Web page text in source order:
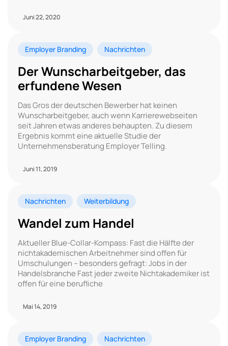
Juni 22, 2020
Employer Branding Nachrichten
Der Wunscharbeitgeber, das
erfundene Wesen
Das Gros der deutschen Bewerber hat keinen
Wunscharbeitgeber, auch wenn Karrierewebseiten
seit Jahren etwas anderes behaupten. Zu diesem
Ergebnis kommt eine aktuelle Studie der
Unternehmensberatung Employer Telling.
Juni 11, 2019
Nachrichten Weiterbildung
Wandel zum Handel
Aktueller Blue-Collar-Kompass: Fast die Hälfte der
nichtakademischen Arbeitnehmer sind offen für
Umschulungen – besonders gefragt: Jobs in der
Handelsbranche Fast jeder zweite Nichtakademiker ist
offen für eine berufliche
Mai 14, 2019
Employer Branding Nachrichten